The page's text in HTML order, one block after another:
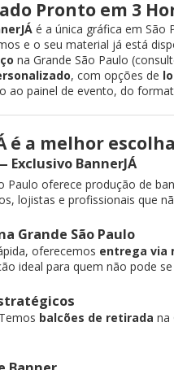
Pronto em 3
é a única gráfica em São
e o seu material já está
na Grande São Paulo
, com opções de
ao painel de evento, do
é a melhor
Exclusivo BannerJÁ
oferece produção de
lojistas e profissionais que
Grande São Paulo
oferecemos entrega via
ideal para quem não pode
balcões de retirada na